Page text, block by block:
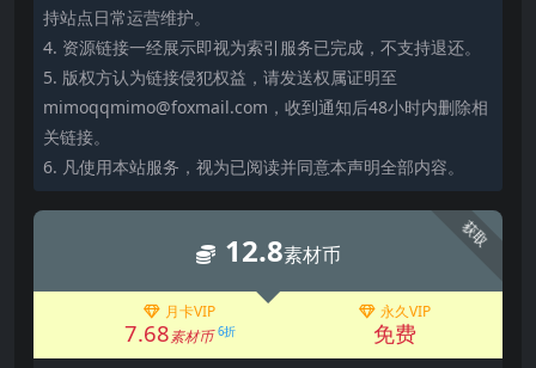
持站点日常运营维护。
4. 资源链接一经展示即视为索引服务已完成，不支持退还。
5. 版权方认为链接侵犯权益，请发送权属证明至
mimoqqmimo@foxmail.com，收到通知后48小时内删除相
关链接。
6. 凡使用本站服务，视为已阅读并同意本声明全部内容。
获取
12.8素材币
月卡VIP
7.68素材币 6折
永久VIP
免费